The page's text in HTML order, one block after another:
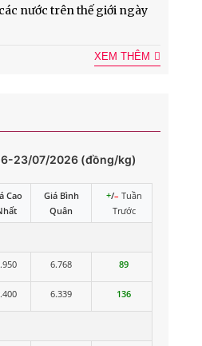
nước trên thế giới ngày
XEM THÊM
23/07/2026 (đồng/kg)
Cao
Giá Bình
Quân
+/– Tuần
Trước
6.768 89
6.339 136